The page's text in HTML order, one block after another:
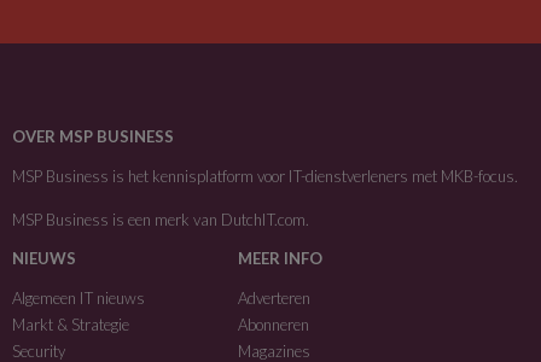
OVER MSP BUSINESS
MSP Business is het kennisplatform voor IT-dienstverleners met MKB-focus.
MSP Business is een merk van DutchIT.com
NIEUWS
Algemeen IT nieuws
Markt & Strategie
Security
MEER INFO
Adverteren
Abonneren
Magazines